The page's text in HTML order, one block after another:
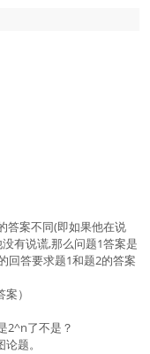
答案不同(即如果他在说
有说谎,那么问题1答案是
回答要求题1和题2的答案
）
2^n了不是？
题。